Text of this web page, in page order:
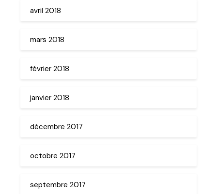
avril 2018
mars 2018
février 2018
janvier 2018
décembre 2017
octobre 2017
septembre 2017